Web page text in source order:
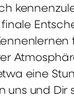
eine
uns und Dir